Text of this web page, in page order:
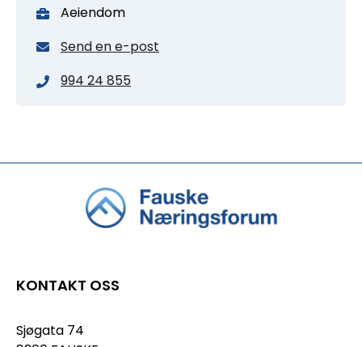
Aeiendom
Send en e-post
994 24 855
KONTAKT OSS
Sjøgata 74